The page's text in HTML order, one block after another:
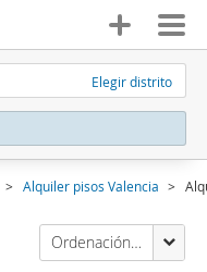
Elegir distrito
Alquiler pisos Valencia
Ordenación Enalquiler